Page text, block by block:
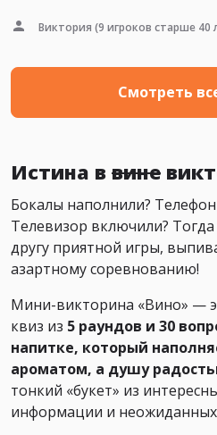
Виктория (9 игроков старше 40
Смотреть
Истина в вине
Бокалы наполнили?
Телевизор включили?
другу приятной игры,
азартному соревнованию!
Мини-викторина «Вино» —
квиз из 5 раундов и 30
напитке, который
ароматом, а душу
тонкий «букет» из
информации и